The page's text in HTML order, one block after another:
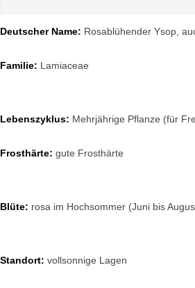
Deutscher Name: Rosablühender Ysop,
Familie: Lamiaceae
Lebenszyklus: Mehrjährige Pflanze (für
Frosthärte: gute Frosthärte
Blüte: rosa im Hochsommer (Juni bis
Standort: vollsonnige Lagen